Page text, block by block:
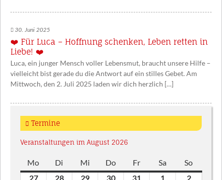
30. Juni 2025
❤️ Für Luca – Hoffnung schenken, Leben retten in
Liebe! ❤️
Luca, ein junger Mensch voller Lebensmut, braucht unsere Hilfe –
vielleicht bist gerade du die Antwort auf ein stilles Gebet. Am
Mittwoch, den 2. Juli 2025 laden wir dich herzlich […]
Termine
Veranstaltungen im August 2026
Mo Montag
Di Dienstag
Mi Mittwoch
DoDonnerstag
FrFreitag
SaSamstag
So
2727.
2828.
2929.
3030.
3131.
11.
22.